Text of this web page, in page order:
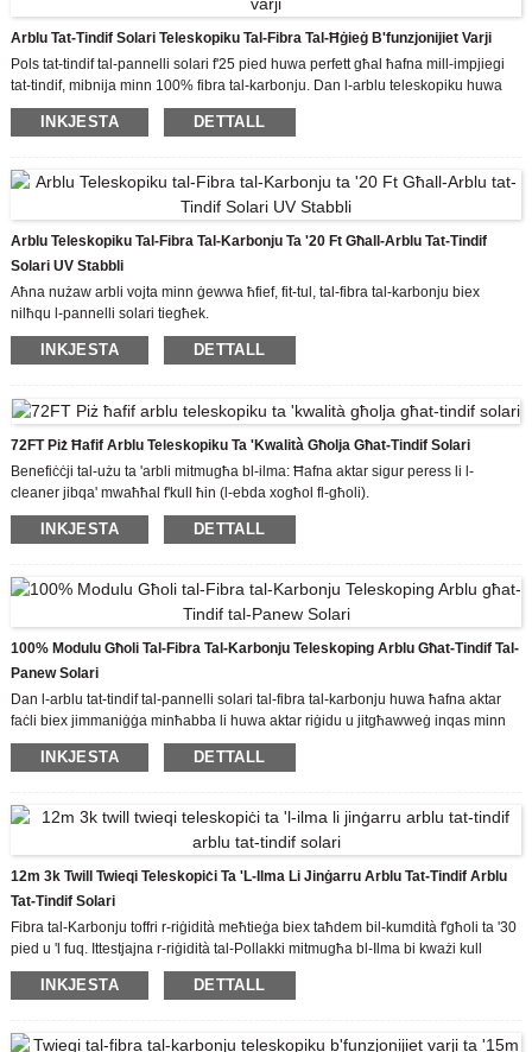
żżid jew tneħħi sezzjonijiet biex jaqbel mal-għoli tax-xogħol meħtieġ. Il-ħeffa
tal-arblu tista 'tgħin biex tnaqqas l-għeja, tiżdied il-produttività u l-veloċità fuq ix-
Arblu Tat-Tindif Solari Teleskopiku Tal-Fibra Tal-Ħġieġ B'funzjonijiet Varji
Pols tat-tindif tal-pannelli solari f'25 pied huwa perfett għal ħafna mill-impjiegi
tat-tindif, mibnija minn 100% fibra tal-karbonju. Dan l-arblu teleskopiku huwa
iebes ħafna, ħafif u b'saħħtu ħafna. Fil-firxa, jistgħu jiġu adattati għal
kwalunkwe tul, u inti tista 'żżid jew tneħħi sezzjonijiet biex jaqdu l-għoli tax-
Id-disinn tal-morsa laterali trasversali proprjetà tal-privattiva jaqbad l-arblu
ħafna aktar strett minn klampijiet ta 'tip ieħor. Jinfetaħ u jingħalaq faċilment
anke f'dawk ix-xhur kesħin tax-xitwa meta jkunu meħtieġa l-ingwanti.
* Twissija: Fibra tal-Karbonju hija konduttur elettriku eċċellenti. L-arbli tagħna
jistgħu jsiru b'saff ta 'barra tal-fibreglass biex iżżid il-karattru ta' insulazzjoni.
INKJESTA DETTALL
Arblu Teleskopiku Tal-Fibra Tal-Karbonju Ta '20 Ft Għall-Arblu Tat-Tindif
Solari UV Stabbli
Aħna nużaw arbli vojta minn ġewwa ħfief, fit-tul, tal-fibra tal-karbonju biex
nilħqu l-pannelli solari tiegħek.
Is-sistema tal-arbli mitmugħa bl-ilma hija oerhört versatili, għalhekk dawk li
jnaddfu jistgħu jużawha għal numru ta 'kompiti differenti. Dan jiffranka l-ħtieġa
INKJESTA DETTALL
72FT Piż Ħafif Arblu Teleskopiku Ta 'kwalità Għolja Għat-Tindif Solari
Benefiċċji tal-użu ta 'arbli mitmugħa bl-ilma: Ħafna aktar sigur peress li l-
cleaner jibqa' mwaħħal f'kull ħin (l-ebda xogħol fl-għoli).
L-ebda deterġenti jew kimiċi jew huma meħtieġa matul il-proċess li jagħmluha
favur l-ambjent ħafna.
ilma li jagħmilha possibbli li jitwettqu ħinijiet tax-xogħol akbar u inqas ħin ta
'waqfien għall-operaturi tagħna.
INKJESTA DETTALL
100% Modulu Għoli Tal-Fibra Tal-Karbonju Teleskoping Arblu Għat-Tindif Tal-
Panew Solari
Dan l-arblu tat-tindif tal-pannelli solari tal-fibra tal-karbonju huwa ħafna aktar
faċli biex jimmaniġġa minħabba li huwa aktar riġidu u jitgħawweġ inqas minn
arblu tal-aluminju.
Iċ-zokk teleskopiku huwa wkoll dejjem mgħammar b'adapter tal-kantuniera
solari.
INKJESTA DETTALL
12m 3k Twill Twieqi Teleskopiċi Ta 'l-Ilma Li Jinġarru Arblu Tat-Tindif Arblu
Tat-Tindif Solari
Fibra tal-Karbonju toffri r-riġidità meħtieġa biex taħdem bil-kumdità f'għoli ta '30
pied u 'l fuq. Ittestjajna r-riġidità tal-Pollakki mitmugħa bl-Ilma bi kważi kull
marka fis-suq illum u l-Pollakki mitmugħa bl-Ilma għandhom riġidità superjuri
INKJESTA DETTALL